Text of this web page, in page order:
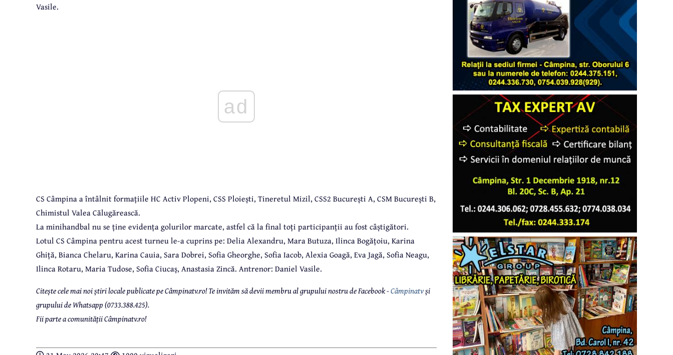
Vasile.
ad
CS Câmpina a întâlnit formațiile HC Activ Plopeni, CSS Ploiești, Tineretul Mizil, CSS2 București A, CSM București B,
Chimistul Valea Călugărească.
La minihandbal nu se ține evidența golurilor marcate, astfel că la final toți participanții au fost câștigători.
Lotul CS Câmpina pentru acest turneu le-a cuprins pe: Delia Alexandru, Mara Butuza, Ilinca Bogățoiu, Karina
Ghiță, Bianca Chelaru, Karina Cauia, Sara Dobrei, Sofia Gheorghe, Sofia Iacob, Alexia Goagă, Eva Jagă, Sofia Neagu,
Ilinca Rotaru, Maria Tudose, Sofia Ciucaș, Anastasia Zincă. Antrenor: Daniel Vasile.
Citește cele mai noi știri locale publicate pe Câmpinatv.ro! Te invităm să devii membru al grupului nostru de Facebook -Câmpinatvși
grupului de Whatsapp (0733.388.425).
Fii parte a comunității Câmpinatv.ro!